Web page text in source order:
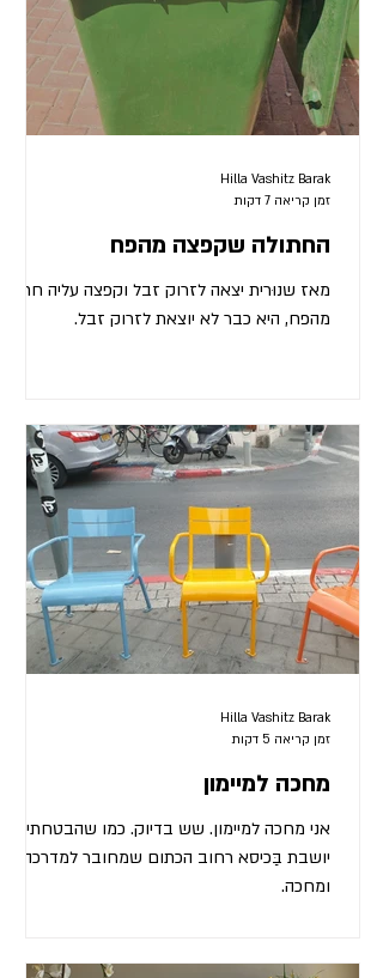
החתולה שקפצה מהפח
מאז שנוּרית יצאה לזרוק זבל וקפצה עליה
מהפח, היא כבר לא יוצאת לזרוק זבל.
Hilla Vashitz Barak
זמן קריאה 7 דקות
מחכה למיימון
אני מחכה למיימון. שש בדיוק. כמו שהבטחתי.
יושבת בַּכיסא רחוב הכתום שמחובר למדרכה,
ומחכה.
Hilla Vashitz Barak
זמן קריאה 5 דקות